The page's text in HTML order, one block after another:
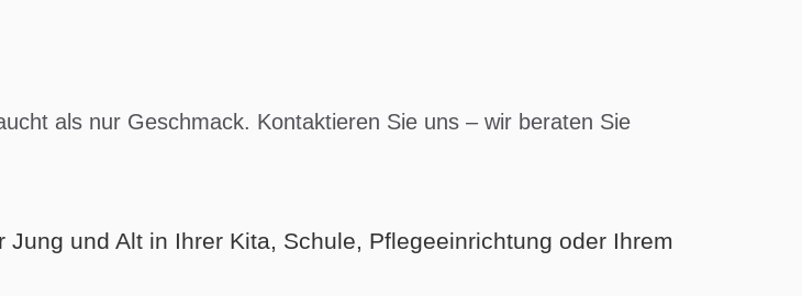
als nur Geschmack. Kontaktieren Sie uns – wir beraten Sie
und Alt in Ihrer Kita, Schule, Pflegeeinrichtung oder Ihrem